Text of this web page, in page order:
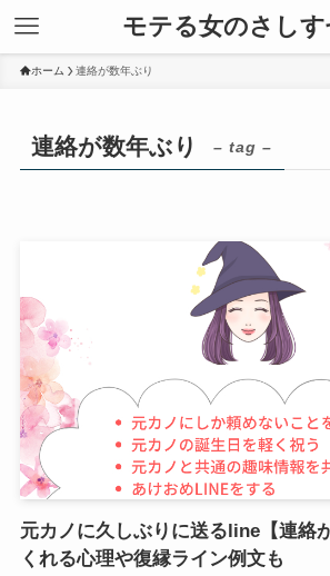
モテる女のさしす
ホーム 連絡が数年ぶり
連絡が数年ぶり – tag –
元カノに久しぶりに送るline【連絡
くれる心理や復縁ライン例文も